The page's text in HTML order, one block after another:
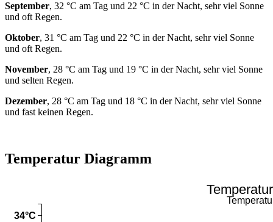
September, 32 °C am Tag und 22 °C in der Nacht, sehr viel Sonne
und oft Regen.
Oktober, 31 °C am Tag und 22 °C in der Nacht, sehr viel Sonne
und oft Regen.
November, 28 °C am Tag und 19 °C in der Nacht, sehr viel Sonne
und selten Regen.
Dezember, 28 °C am Tag und 18 °C in der Nacht, sehr viel Sonne
und fast keinen Regen.
Temperatur Diagramm